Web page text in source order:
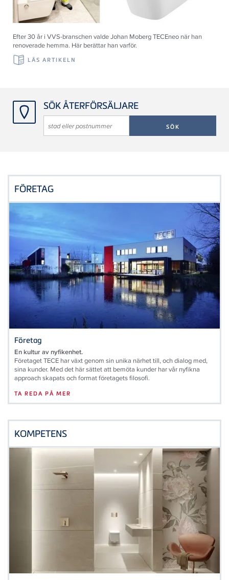
Efter 30 år i VVS-branschen valde Johan Moberg TECEneo när han
renoverade hemma. Här berättar han varför.
LÄS ARTIKELN
SÖK ÅTERFÖRSÄLJARE
FÖRETAG
Företag
En kultur av nyfikenhet.
Företaget TECE har växt genom sin unika närhet till, och dialog med,
sina kunder. Med det här sättet att bemöta kunder har vår nyfikna
approach skapats och format företagets filosofi.
TA REDA PÅ MER
KOMPETENS